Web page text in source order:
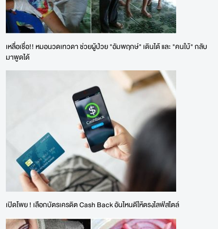
เหลื่อเชื่อ!! หมอนวดเทวดา ช่วยผู้ป่วย "อัมพฤกษ์" เดินได้ และ "คนใบ้" กลับ
มาพูดได้
เปิดโพย ! เลือกบัตรเครดิต Cash Back อันไหนดีให้ตรงไลฟ์สไตล์